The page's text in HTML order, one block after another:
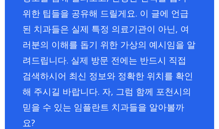
위한 팁들을 공유해 드릴게요. 이 글에 언급
된 치과들은 실제 특정 의료기관이 아닌, 여
러분의 이해를 돕기 위한 가상의 예시임을 알
려드립니다. 실제 방문 전에는 반드시 직접
검색하시어 최신 정보와 정확한 위치를 확인
해 주시길 바랍니다. 자, 그럼 함께 포천시의
믿을 수 있는 임플란트 치과들을 알아볼까
요?